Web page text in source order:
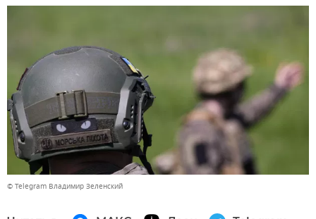
© Telegram Владимир Зеленский